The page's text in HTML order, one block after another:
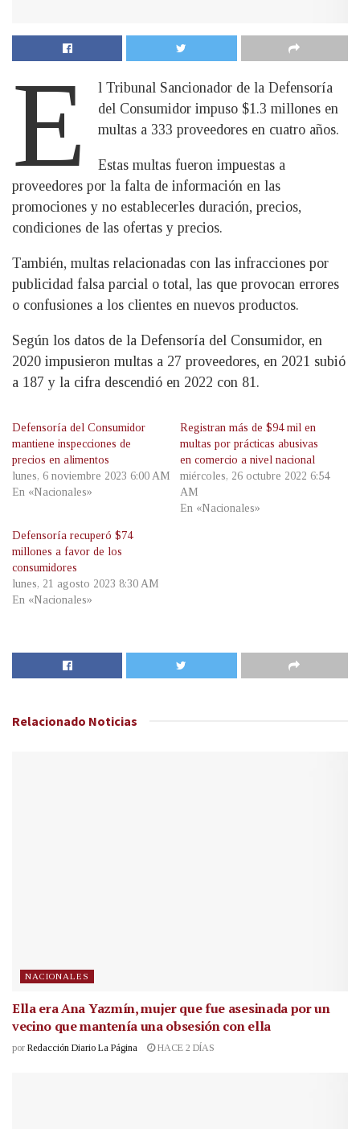
E
l Tribunal Sancionador de la Defensoría
del Consumidor impuso $1.3 millones en
multas a 333 proveedores en cuatro años.
Estas multas fueron impuestas a
proveedores por la falta de información en las
promociones y no establecerles duración, precios,
condiciones de las ofertas y precios.
También, multas relacionadas con las infracciones por
publicidad falsa parcial o total, las que provocan errores
o confusiones a los clientes en nuevos productos.
Según los datos de la Defensoría del Consumidor, en
2020 impusieron multas a 27 proveedores, en 2021 subió
a 187 y la cifra descendió en 2022 con 81.
Defensoría del Consumidor
mantiene inspecciones de
precios en alimentos
lunes, 6 noviembre 2023 6:00 AM
En «Nacionales»
Registran más de $94 mil en
multas por prácticas abusivas
en comercio a nivel nacional
miércoles, 26 octubre 2022 6:54
AM
En «Nacionales»
Defensoría recuperó $74
millones a favor de los
consumidores
lunes, 21 agosto 2023 8:30 AM
En «Nacionales»
Relacionado Noticias
NACIONALES
Ella era Ana Yazmín, mujer que fue asesinada por un
vecino que mantenía una obsesión con ella
por Redacción Diario La Página HACE 2 DÍAS